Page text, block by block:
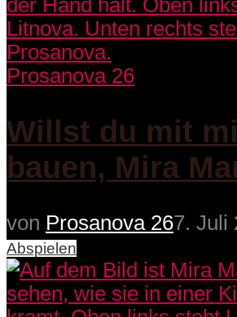
Prosanova 26
Willst du mit
bauen, Mira
von Prosanova 267. Juli
Abspielen